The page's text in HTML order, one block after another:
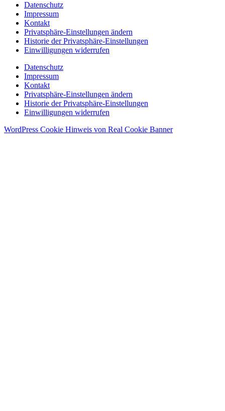
Datenschutz
Impressum
Kontakt
Privatsphäre-Einstellungen ändern
Historie der Privatsphäre-Einstellungen
Einwilligungen widerrufen
Datenschutz
Impressum
Kontakt
Privatsphäre-Einstellungen ändern
Historie der Privatsphäre-Einstellungen
Einwilligungen widerrufen
WordPress Cookie Hinweis von Real Cookie Banner